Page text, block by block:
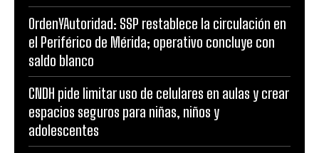
OrdenYAutoridad: SSP restablece la circulación en
el Periférico de Mérida; operativo concluye con
saldo blanco
CNDH pide limitar uso de celulares en aulas y crear
espacios seguros para niñas, niños y
adolescentes